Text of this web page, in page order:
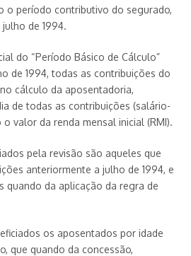
o período contributivo do segurado,
de 1994.
do “Período Básico de Cálculo”
de 1994, todas as contribuições do
cálculo da aposentadoria,
de todas as contribuições (salário-
valor da renda mensal inicial (RMI).
pela revisão são aqueles que
anteriormente a julho de 1994, e
quando da aplicação da regra de
os aposentados por idade
que quando da concessão,